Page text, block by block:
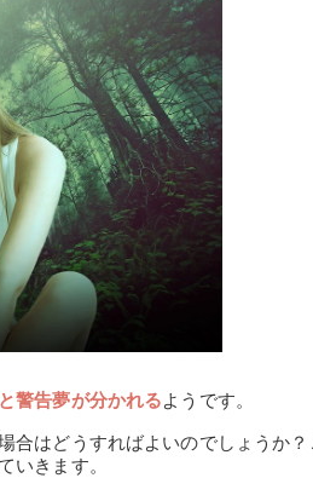
警告夢が分かれるようです。
合はどうすればよいのでしょうか
いきます。